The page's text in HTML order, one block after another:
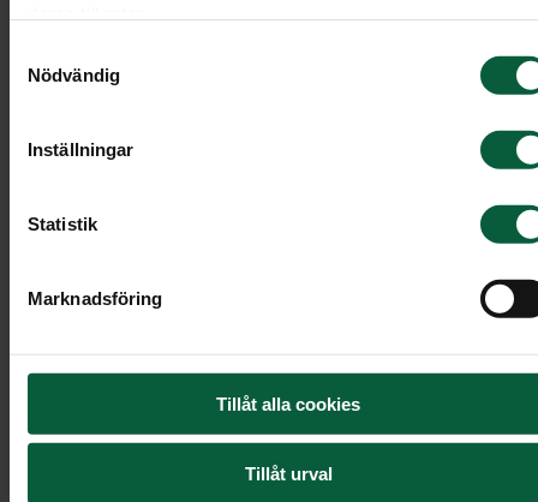
Nödvändig
Inställningar
Statistik
Marknadsföring
Tillåt alla cookies
Tillåt urval
Handblomma - Vit ros med grönt
Röd ros med grönt.